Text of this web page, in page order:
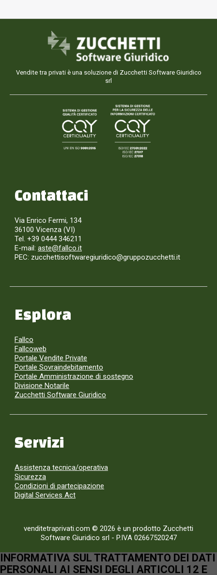
Vendite tra privati è una soluzione di Zucchetti Software Giuridico
srl
Contattaci
Via Enrico Fermi, 134
36100 Vicenza (VI)
Tel. +39 0444 346211
E-mail: aste@fallco.it
PEC: zucchettisoftwaregiuridico@gruppozucchetti.it
Esplora
Fallco
Fallcoweb
Portale Vendite Private
Portale Sovraindebitamento
Portale Amministrazione di sostegno
Divisione Notarile
Zucchetti Software Giuridico
Servizi
Assistenza tecnica/operativa
Sicurezza
Condizioni di partecipazione
Digital Services Act
venditetraprivati.com © 2026 è un prodotto Zucchetti
Software Giuridico srl - P.IVA 02667520247
INFORMATIVA SUL TRATTAMENTO DEI DATI
PERSONALI AI SENSI DEGLI ARTICOLI 12 E